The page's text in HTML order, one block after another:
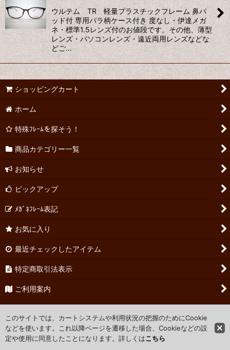
ウルテム TR 軽量プラスチックフレーム 鼻パ
ッド付 専用バラ柄ケース付き 度なし・伊達メガ
ネ・標準1.5レンズ付のお値段です。その他、薄型
レンズ・パソコンレンズ・遠近両用レンズなどな
どご…
ショッピングカート
ホーム
特殊ﾌﾚｰﾑを探そう！
商品カテゴリー一覧
お知らせ
ピックアップ
ﾒｶﾞﾈﾌﾚｰﾑ表記
お気に入り
最近チェックしたアイテム
特定商取引法表示
ご利用案内
Powered byおちゃのこネット
このサイトでは、カートシステムや利用状況の把握のためにCookie
などを使います。これ以降ページを遷移した場合、Cookieなどの設
定や使用に同意したことになります。詳しくはこちら